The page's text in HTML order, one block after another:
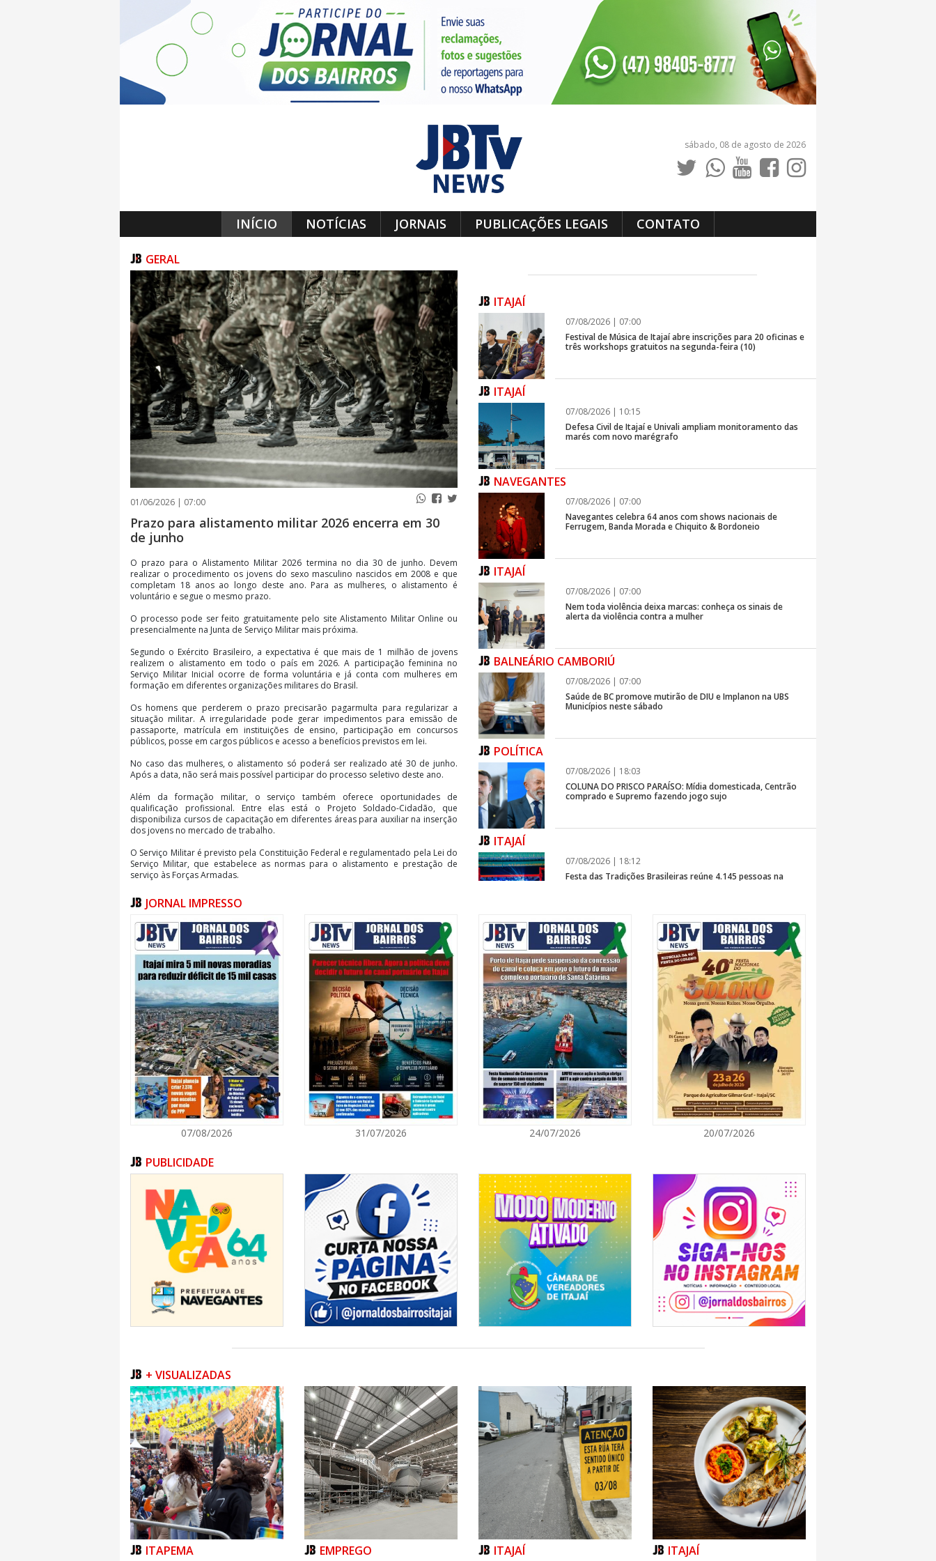
sábado, 08 de agosto de 2026
INÍCIO NOTÍCIAS JORNAIS PUBLICAÇÕES LEGAIS CONTATO
GERAL
01/06/2026 | 07:00
Prazo para alistamento militar 2026 encerra em 30
de junho
O prazo para o Alistamento Militar 2026 termina no dia 30 de junho. Devem
realizar o procedimento os jovens do sexo masculino nascidos em 2008 e que
completam 18 anos ao longo deste ano. Para as mulheres, o alistamento é
voluntário e segue o mesmo prazo.
O processo pode ser feito gratuitamente pelo site Alistamento Militar Online ou
presencialmente na Junta de Serviço Militar mais próxima.
Segundo o Exército Brasileiro, a expectativa é que mais de 1 milhão de jovens
realizem o alistamento em todo o país em 2026. A participação feminina no
Serviço Militar Inicial ocorre de forma voluntária e já conta com mulheres em
formação em diferentes organizações militares do Brasil.
Os homens que perderem o prazo precisarão pagarmulta para regularizar a
situação militar. A irregularidade pode gerar impedimentos para emissão de
passaporte, matrícula em instituições de ensino, participação em concursos
públicos, posse em cargos públicos e acesso a benefícios previstos em lei.
No caso das mulheres, o alistamento só poderá ser realizado até 30 de junho.
Após a data, não será mais possível participar do processo seletivo deste ano.
Além da formação militar, o serviço também oferece oportunidades de
qualificação profissional. Entre elas está o Projeto Soldado-Cidadão, que
disponibiliza cursos de capacitação em diferentes áreas para auxiliar na inserção
dos jovens no mercado de trabalho.
O Serviço Militar é previsto pela Constituição Federal e regulamentado pela Lei do
Serviço Militar, que estabelece as normas para o alistamento e prestação de
serviço às Forças Armadas.
ITAJAÍ
07/08/2026 | 07:00
Festival de Música de Itajaí abre inscrições para 20 oficinas e
três workshops gratuitos na segunda-feira (10)
ITAJAÍ
07/08/2026 | 10:15
Defesa Civil de Itajaí e Univali ampliam monitoramento das
marés com novo marégrafo
NAVEGANTES
07/08/2026 | 07:00
Navegantes celebra 64 anos com shows nacionais de
Ferrugem, Banda Morada e Chiquito & Bordoneio
ITAJAÍ
07/08/2026 | 07:00
Nem toda violência deixa marcas: conheça os sinais de
alerta da violência contra a mulher
BALNEÁRIO CAMBORIÚ
07/08/2026 | 07:00
Saúde de BC promove mutirão de DIU e Implanon na UBS
Municípios neste sábado
POLÍTICA
07/08/2026 | 18:03
COLUNA DO PRISCO PARAÍSO: Mídia domesticada, Centrão
comprado e Supremo fazendo jogo sujo
ITAJAÍ
07/08/2026 | 18:12
Festa das Tradições Brasileiras reúne 4.145 pessoas na
BALNEÁRIO CAMBORIÚ
07/08/2026 | 07:00
Ambiental reforça descarte sustentável com envio de 330
quilos de pilhas à logística reversa
GERAL
07/08/2026 | 07:00
Jordan Hang leva estratégias de marketing e vendas ao
InspiraBQ, em Brusque
ITAPEMA
07/08/2026 | 07:00
ITAPEMA
07/08/2026 | 07:00
Itapema se destaca no IDEB e conquista melhor resultado da
região
JORNAL IMPRESSO
07/08/2026 31/07/2026 24/07/2026 20/07/2026
PUBLICIDADE
+ VISUALIZADAS
ITAPEMA EMPREGO ITAJAÍ ITAJAÍ